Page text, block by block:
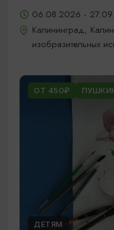
06.08.2026 -
Калининград,
изобразительных
ОТ 450₽
ДЕТЯМ